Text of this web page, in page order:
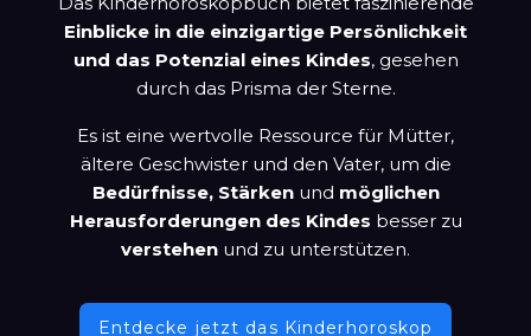
Einblicke in die einzigartige Persönlichkeit
und das Potenzial eines Kindes, gesehen
durch das Prisma der Sterne.
Es ist eine wertvolle Ressource für Mütter,
ältere Geschwister und den Vater, um die
Bedürfnisse, Stärkenund möglichen
Herausforderungen des Kindes besser zu
verstehen und zu unterstützen.
Entdecke jetzt das Kinderhoroskop